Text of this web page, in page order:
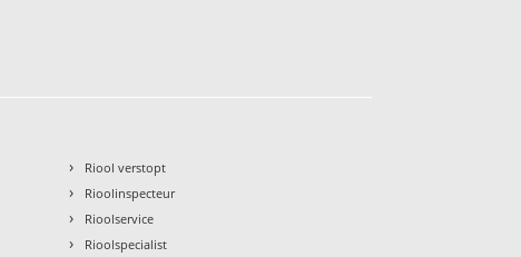
› Riool verstopt
› Rioolinspecteur
› Rioolservice
› Rioolspecialist